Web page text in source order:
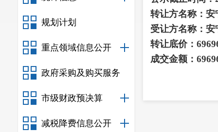
规划计划
重点领域信息公开
政府采购及购买服务
市级财政预决算
减税降费信息公开
转让方名称：
受让方名称：
转让底价：
成交金额：